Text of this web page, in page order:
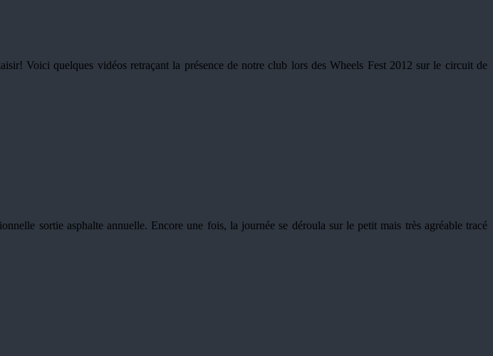
Voici quelques vidéos retraçant la présence de notre club lors des Wheels Fest 2012 sur le circuit de
sortie asphalte annuelle. Encore une fois, la journée se déroula sur le petit mais très agréable tracé